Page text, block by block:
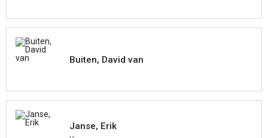
Buiten, David van
Janse, Erik